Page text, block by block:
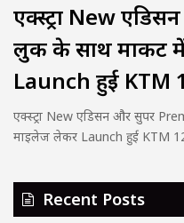
एक्स्ट्रा New
लुक के साथ मार्केट
Launch हुई KTM
एक्स्ट्रा New एडिसन और सुपर
माइलेज लेकर Launch हुई KTM
Recent Posts